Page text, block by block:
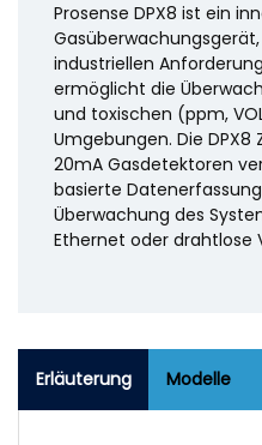
Prosense DPX8 ist ein
industriellen
ermöglicht die
und toxischen (ppm,
Umgebungen. Die
20mA Gasdetektoren
basierte
Überwachung des
Ethernet oder drahtlose
Erläuterung Modelle